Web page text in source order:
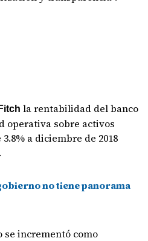
Fitch la rentabilidad del banco
operativa sobre activos
a diciembre de 2018
no tiene panorama
se incrementó como